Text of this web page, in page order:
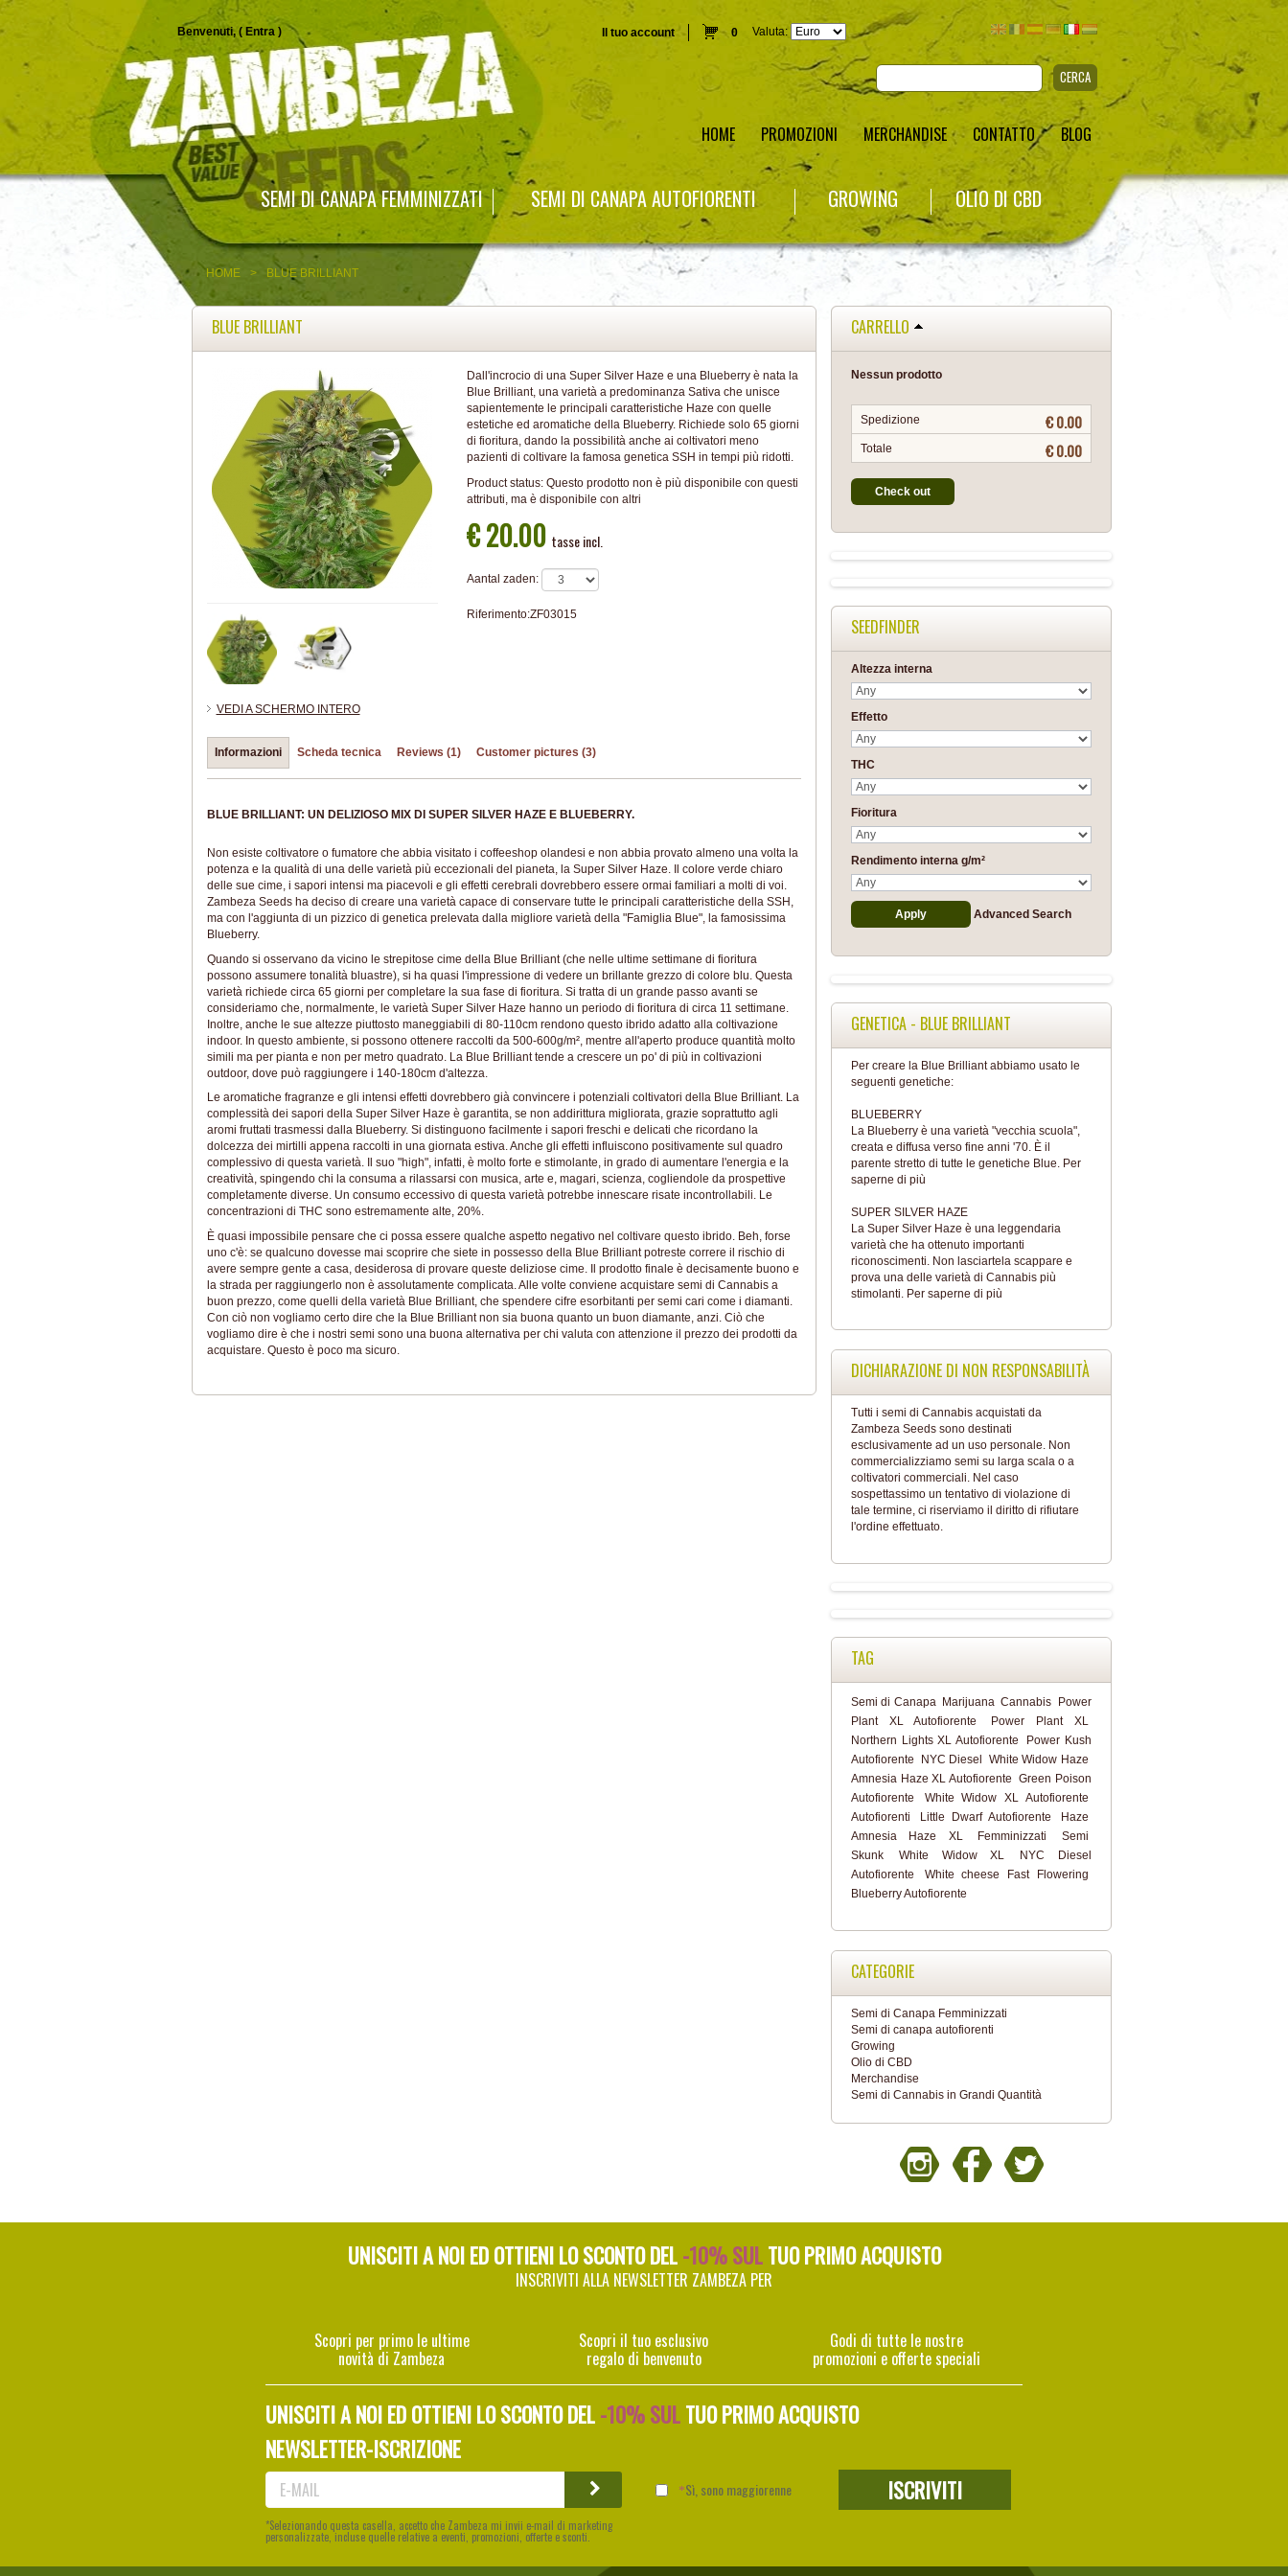
Benvenuti, ( Entra) Il tuo account 0 Valuta:
CERCA
HOME PROMOZIONI MERCHANDISE CONTATTO BLOG
SEMI DI CANAPA FEMMINIZZATI SEMI DI CANAPA AUTOFIORENTI GROWING OLIO DI CBD
HOME > BLUE BRILLIANT
BLUE BRILLIANT
VEDI A SCHERMO INTERO
Dall'incrocio di una Super Silver Haze e una Blueberry è nata la
Blue Brilliant, una varietà a predominanza Sativa che unisce
sapientemente le principali caratteristiche Haze con quelle
estetiche ed aromatiche della Blueberry. Richiede solo 65 giorni
di fioritura, dando la possibilità anche ai coltivatori meno
pazienti di coltivare la famosa genetica SSH in tempi più ridotti.
Product status: Questo prodotto non è più disponibile con questi
attributi, ma è disponibile con altri
€ 20.00 tasse incl.
Aantal zaden:
Riferimento:ZF03015
Informazioni Scheda tecnica Reviews (1) Customer pictures (3)
BLUE BRILLIANT: UN DELIZIOSO MIX DI SUPER SILVER HAZE E BLUEBERRY.
Non esiste coltivatore o fumatore che abbia visitato i coffeeshop olandesi e non abbia provato almeno una volta la
potenza e la qualità di una delle varietà più eccezionali del pianeta, la Super Silver Haze. Il colore verde chiaro
delle sue cime, i sapori intensi ma piacevoli e gli effetti cerebrali dovrebbero essere ormai familiari a molti di voi.
Zambeza Seeds ha deciso di creare una varietà capace di conservare tutte le principali caratteristiche della SSH,
ma con l'aggiunta di un pizzico di genetica prelevata dalla migliore varietà della "Famiglia Blue", la famosissima
Blueberry.
Quando si osservano da vicino le strepitose cime della Blue Brilliant (che nelle ultime settimane di fioritura
possono assumere tonalità bluastre), si ha quasi l'impressione di vedere un brillante grezzo di colore blu. Questa
varietà richiede circa 65 giorni per completare la sua fase di fioritura. Si tratta di un grande passo avanti se
consideriamo che, normalmente, le varietà Super Silver Haze hanno un periodo di fioritura di circa 11 settimane.
Inoltre, anche le sue altezze piuttosto maneggiabili di 80-110cm rendono questo ibrido adatto alla coltivazione
indoor. In questo ambiente, si possono ottenere raccolti da 500-600g/m², mentre all'aperto produce quantità molto
simili ma per pianta e non per metro quadrato. La Blue Brilliant tende a crescere un po' di più in coltivazioni
outdoor, dove può raggiungere i 140-180cm d'altezza.
Le aromatiche fragranze e gli intensi effetti dovrebbero già convincere i potenziali coltivatori della Blue Brilliant. La
complessità dei sapori della Super Silver Haze è garantita, se non addirittura migliorata, grazie soprattutto agli
aromi fruttati trasmessi dalla Blueberry. Si distinguono facilmente i sapori freschi e delicati che ricordano la
dolcezza dei mirtilli appena raccolti in una giornata estiva. Anche gli effetti influiscono positivamente sul quadro
complessivo di questa varietà. Il suo "high", infatti, è molto forte e stimolante, in grado di aumentare l'energia e la
creatività, spingendo chi la consuma a rilassarsi con musica, arte e, magari, scienza, cogliendole da prospettive
completamente diverse. Un consumo eccessivo di questa varietà potrebbe innescare risate incontrollabili. Le
concentrazioni di THC sono estremamente alte, 20%.
È quasi impossibile pensare che ci possa essere qualche aspetto negativo nel coltivare questo ibrido. Beh, forse
uno c'è: se qualcuno dovesse mai scoprire che siete in possesso della Blue Brilliant potreste correre il rischio di
avere sempre gente a casa, desiderosa di provare queste deliziose cime. Il prodotto finale è decisamente buono e
la strada per raggiungerlo non è assolutamente complicata. Alle volte conviene acquistare semi di Cannabis a
buon prezzo, come quelli della varietà Blue Brilliant, che spendere cifre esorbitanti per semi cari come i diamanti.
Con ciò non vogliamo certo dire che la Blue Brilliant non sia buona quanto un buon diamante, anzi. Ciò che
vogliamo dire è che i nostri semi sono una buona alternativa per chi valuta con attenzione il prezzo dei prodotti da
acquistare. Questo è poco ma sicuro.
CARRELLO
Nessun prodotto
Spedizione € 0.00
Totale € 0.00
Check out
SEEDFINDER
Altezza interna
Effetto
THC
Fioritura
Rendimento interna g/m²
Advanced Search
GENETICA - BLUE BRILLIANT
Per creare la Blue Brilliant abbiamo usato le
seguenti genetiche:
BLUEBERRY
La Blueberry è una varietà "vecchia scuola",
creata e diffusa verso fine anni '70. È il
parente stretto di tutte le genetiche Blue. Per
saperne di più
SUPER SILVER HAZE
La Super Silver Haze è una leggendaria
varietà che ha ottenuto importanti
riconoscimenti. Non lasciartela scappare e
prova una delle varietà di Cannabis più
stimolanti. Per saperne di più
DICHIARAZIONE DI NON RESPONSABILITÀ
Tutti i semi di Cannabis acquistati da
Zambeza Seeds sono destinati
esclusivamente ad un uso personale. Non
commercializziamo semi su larga scala o a
coltivatori commerciali. Nel caso
sospettassimo un tentativo di violazione di
tale termine, ci riserviamo il diritto di rifiutare
l'ordine effettuato.
TAG
Semi di Canapa Marijuana Cannabis Power
Plant XL Autofiorente
Power Plant XL
Northern Lights XL Autofiorente
Power Kush
Autofiorente
NYC Diesel White Widow Haze
Amnesia Haze XL Autofiorente Green Poison
Autofiorente
White Widow XL Autofiorente
Autofiorenti
Little Dwarf Autofiorente
Haze
Amnesia Haze XL
Femminizzati
Semi
Skunk
White Widow XL
NYC Diesel
Autofiorente
White cheese Fast Flowering
Blueberry Autofiorente
CATEGORIE
Semi di Canapa Femminizzati
Semi di canapa autofiorenti
Growing
Olio di CBD
Merchandise
Semi di Cannabis in Grandi Quantità
UNISCITI A NOI ED OTTIENI LO SCONTO DEL-10% SULTUO PRIMO ACQUISTO
INSCRIVITI ALLA NEWSLETTER ZAMBEZA PER
Scopri per primo le ultime
novità di Zambeza
Scopri il tuo esclusivo
regalo di benvenuto
Godi di tutte le nostre
promozioni e offerte speciali
UNISCITI A NOI ED OTTIENI LO SCONTO DEL-10% SULTUO PRIMO ACQUISTO
NEWSLETTER-ISCRIZIONE
Sì, sono maggiorenne
*Selezionando questa casella, accetto che Zambeza mi invii e-mail di marketing
personalizzate, incluse quelle relative a eventi, promozioni, offerte e sconti.